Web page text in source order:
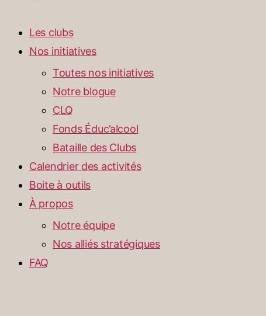
Les clubs
Nos initiatives
Toutes nos initiatives
Notre blogue
CLQ
Fonds Éduc’alcool
Bataille des Clubs
Calendrier des activités
Boite à outils
À propos
Notre équipe
Nos alliés stratégiques
FAQ